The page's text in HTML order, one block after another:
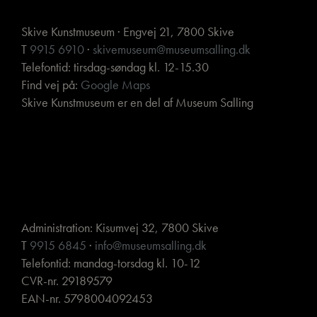
Skive Kunstmuseum · Engvej 21, 7800 Skive
T 9915 6910 · skivemuseum@museumsalling.dk
Telefontid: tirsdag-søndag kl. 12-15.30
Find vej på: Google Maps
Skive Kunstmuseum er en del af Museum Salling
Administration: Kisumvej 32, 7800 Skive
T 9915 6845 · info@museumsalling.dk
Telefontid: mandag-torsdag kl. 10-12
CVR-nr. 29189579
EAN-nr. 5798004092453